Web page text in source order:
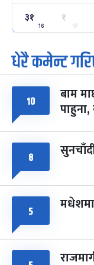
२५
मंगल
ग्याल्पो
फाल्गुन २५,
७
आइत
पूर्णिमा व्रत
चैत्र ७, २०८३-
८
सोम
फागुपूर्णिमा
चैत्र ८, २०८३-
३१
16
१
17
धेरै कमेन्ट
१० बाम
८
५